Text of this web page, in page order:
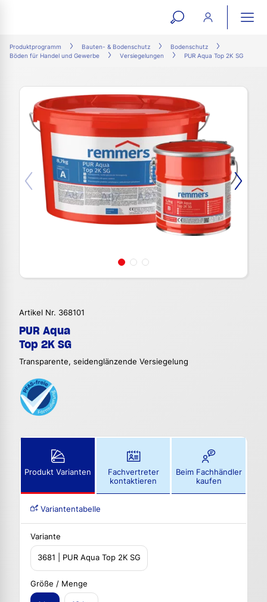
open
search
Produktprogramm Bauten- & Bodenschutz
Bodenschutz
Böden für Handel und Gewerbe
Versiegelungen PUR Aqua ​Top 2K SG
Artikel Nr. 368101
PUR Aqua
Top 2K SG
Transparente, seidenglänzende Versiegelung
Produkt Varianten
Fachvertreter
kontaktieren
Beim Fachhändler
kaufen
Variantentabelle
Variante
3681 | PUR Aqua ​Top 2K SG
Größe / Menge